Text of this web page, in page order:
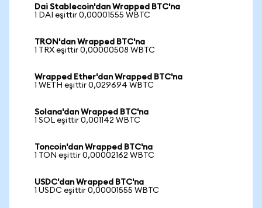
Dai Stablecoin'dan Wrapped BTC'na
1 DAI eşittir 0,00001555 WBTC
TRON'dan Wrapped BTC'na
1 TRX eşittir 0,00000508 WBTC
Wrapped Ether'dan Wrapped BTC'na
1 WETH eşittir 0,029694 WBTC
Solana'dan Wrapped BTC'na
1 SOL eşittir 0,001142 WBTC
Toncoin'dan Wrapped BTC'na
1 TON eşittir 0,00002162 WBTC
USDC'dan Wrapped BTC'na
1 USDC eşittir 0,00001555 WBTC